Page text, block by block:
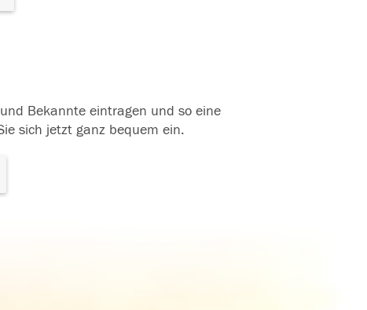
Bekannte eintragen und so eine
sich jetzt ganz bequem ein.